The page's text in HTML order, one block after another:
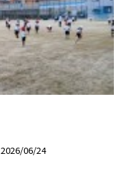
2026/06/24